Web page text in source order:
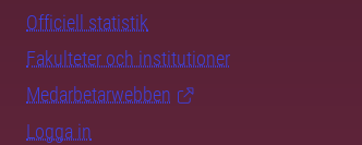
Officiell statistik
Fakulteter och institutioner
Medarbetarwebben
Logga in